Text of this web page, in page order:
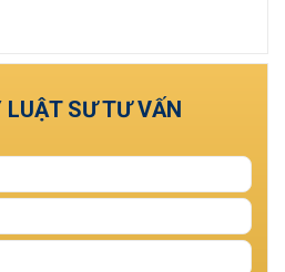
Xem tất cả
LUẬT SƯ TƯ VẤN